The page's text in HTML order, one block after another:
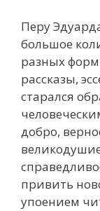
Перу
большое
разных
рассказы,
старался
добро,
привить
упоением